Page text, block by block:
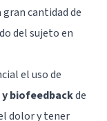
cantidad de
del sujeto en
el uso de
biofeedbackde
dolor y tener